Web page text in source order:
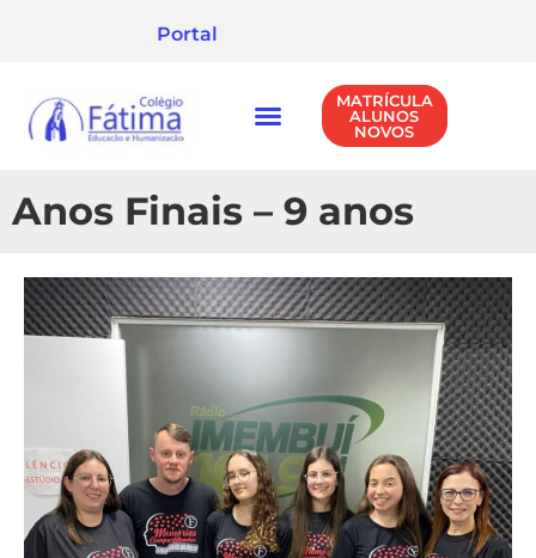
Portal
MATRÍCULA
ALUNOS
NOVOS
Anos Finais – 9 anos